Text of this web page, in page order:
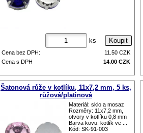
ks
Cena bez DPH: 11.50 CZK
Cena s DPH
14.00 CZK
Šatonová růže v kotlíku, 11x7,2 mm, 5 ks,
růžová/platinová
Materiál: sklo a mosaz
Rozměry: 11x7,2 mm,
otvory v kotlíku 0,8 mm
Barva kovu: kotlík ve ...
Kód: SK-91-003